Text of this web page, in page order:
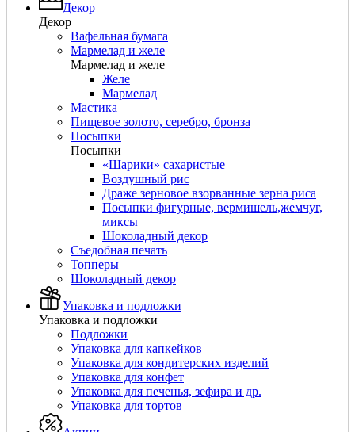
Декор
Декор
Вафельная бумага
Мармелад и желе
Мармелад и желе
Желе
Мармелад
Мастика
Пищевое золото, серебро, бронза
Посыпки
Посыпки
«Шарики» сахаристые
Воздушный рис
Драже зерновое взорванные зерна риса
Посыпки фигурные, вермишель,жемчуг,
миксы
Шоколадный декор
Съедобная печать
Топперы
Шоколадный декор
Упаковка и подложки
Упаковка и подложки
Подложки
Упаковка для капкейков
Упаковка для кондитерских изделий
Упаковка для конфет
Упаковка для печенья, зефира и др.
Упаковка для тортов